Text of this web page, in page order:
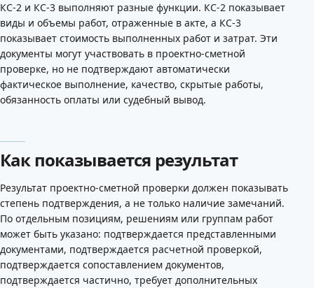
КС-2 и КС-3 выполняют разные функции. КС-2 показывает
виды и объемы работ, отраженные в акте, а КС-3
показывает стоимость выполненных работ и затрат. Эти
документы могут участвовать в проектно-сметной
проверке, но не подтверждают автоматически
фактическое выполнение, качество, скрытые работы,
обязанность оплаты или судебный вывод.
Как показывается результат
Результат проектно-сметной проверки должен показывать
степень подтверждения, а не только наличие замечаний.
По отдельным позициям, решениям или группам работ
может быть указано: подтверждается представленными
документами, подтверждается расчетной проверкой,
подтверждается сопоставлением документов,
подтверждается частично, требует дополнительных